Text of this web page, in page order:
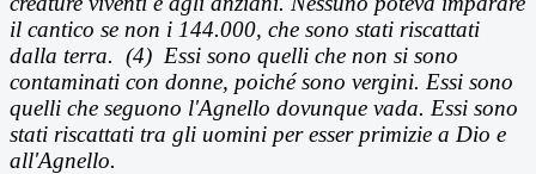
il cantico se non i 144.000, che sono stati riscattati
dalla terra. (4) Essi sono quelli che non si sono
contaminati con donne, poiché sono vergini. Essi sono
quelli che seguono l'Agnello dovunque vada. Essi sono
stati riscattati tra gli uomini per esser primizie a Dio e
all'Agnello.